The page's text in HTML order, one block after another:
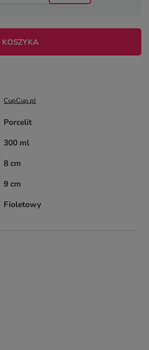
KOSZYKA
CupCup.pl
Porcelit
300 ml
8 cm
9 cm
Fioletowy